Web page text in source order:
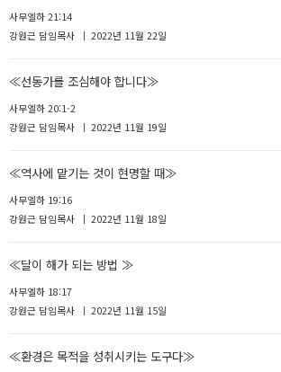
사무엘하 21:14
강원근 담임목사
2022년 11월 22일
≪선동가를 조심해야 합니다≫
사무엘하 20:1-2
강원근 담임목사
2022년 11월 19일
≪역사에 맡기는 것이 현명할 때≫
사무엘하 19:16
강원근 담임목사
2022년 11월 18일
≪달이 해가 되는 방법 ≫
사무엘하 18:17
강원근 담임목사
2022년 11월 15일
≪환경은 목적을 성취시키는 도구다≫